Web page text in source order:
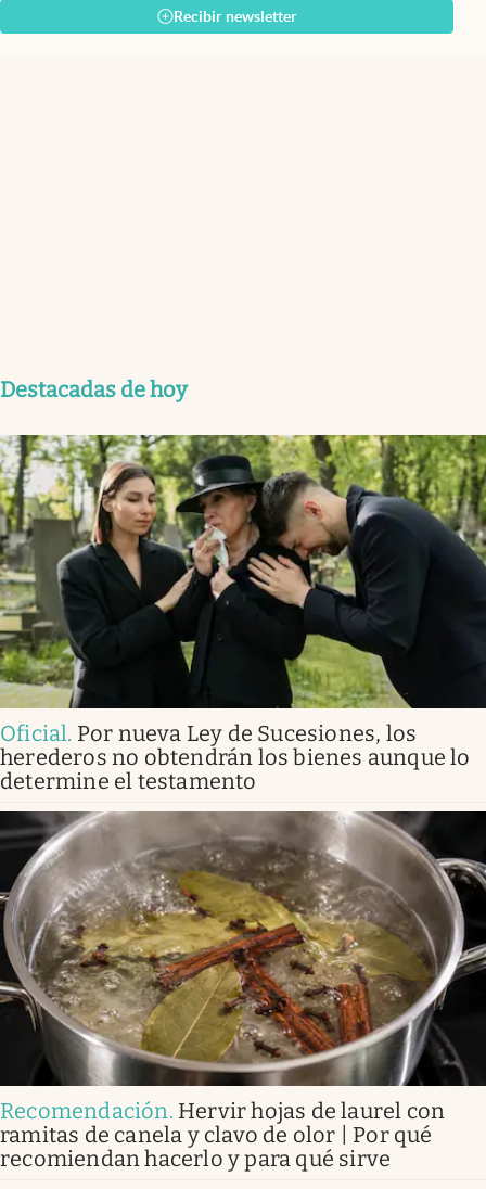
Recibir newsletter
Destacadas de hoy
Oficial. Por nueva Ley de Sucesiones, los
herederos no obtendrán los bienes aunque lo
determine el testamento
Recomendación. Hervir hojas de laurel con
ramitas de canela y clavo de olor | Por qué
recomiendan hacerlo y para qué sirve